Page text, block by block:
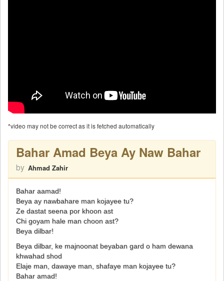
*video may not be correct as it is fetched automatically
Bahar Amad Beya Ay Naw Bahar
by Ahmad Zahir
Bahar aamad!
Beya ay nawbahare man kojayee tu?
Ze dastat seena por khoon ast
Chi goyam hale man choon ast?
Beya dilbar!
Beya dilbar, ke majnoonat beyaban gard o ham dewana
khwahad shod
Elaje man, dawaye man, shafaye man kojayee tu?
Bahar amad!